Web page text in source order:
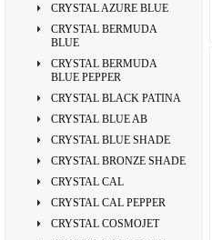
CRYSTAL AZURE BLUE
CRYSTAL BERMUDA
BLUE
CRYSTAL BERMUDA
BLUE PEPPER
CRYSTAL BLACK PATINA
CRYSTAL BLUE AB
CRYSTAL BLUE SHADE
CRYSTAL BRONZE SHADE
CRYSTAL CAL
CRYSTAL CAL PEPPER
CRYSTAL COSMOJET